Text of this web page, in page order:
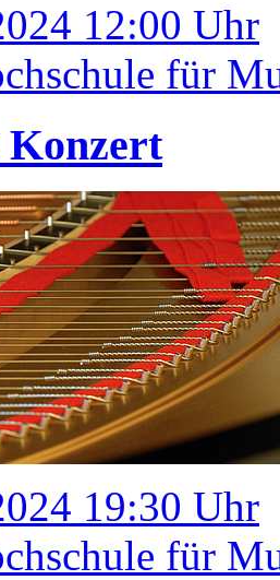
12:00 Uhr
für
19:30 Uhr
für